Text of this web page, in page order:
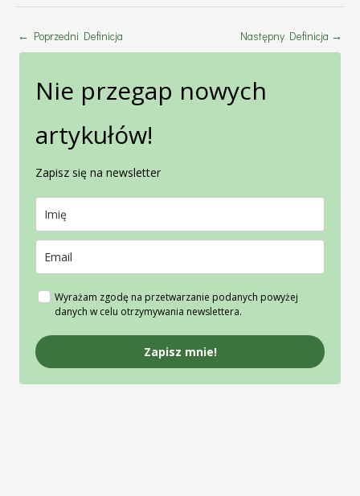
← Poprzedni Definicja Następny Definicja →
Nie przegap nowych
artykułów!
Zapisz się na newsletter
Wyrażam zgodę na przetwarzanie podanych powyżej
danych w celu otrzymywania newslettera.
Zapisz mnie!